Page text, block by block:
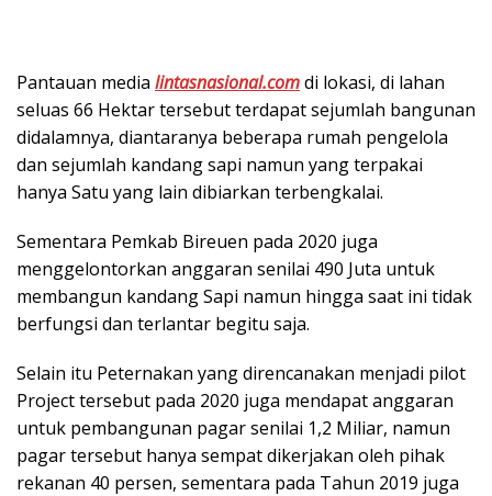
Pantauan media lintasnasional.comdi lokasi, di lahan
seluas 66 Hektar tersebut terdapat sejumlah bangunan
didalamnya, diantaranya beberapa rumah pengelola
dan sejumlah kandang sapi namun yang terpakai
hanya Satu yang lain dibiarkan terbengkalai.
Sementara Pemkab Bireuen pada 2020 juga
menggelontorkan anggaran senilai 490 Juta untuk
membangun kandang Sapi namun hingga saat ini tidak
berfungsi dan terlantar begitu saja.
Selain itu Peternakan yang direncanakan menjadi pilot
Project tersebut pada 2020 juga mendapat anggaran
untuk pembangunan pagar senilai 1,2 Miliar, namun
pagar tersebut hanya sempat dikerjakan oleh pihak
rekanan 40 persen, sementara pada Tahun 2019 juga